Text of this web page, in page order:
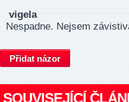
vigela
Nespadne. Nejsem
Přidat názor
SOUVISEJÍCÍ